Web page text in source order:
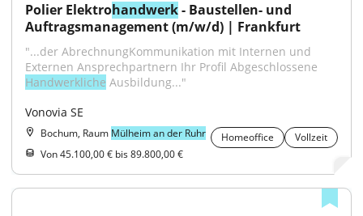
Polier Elektrohandwerk - Baustellen- und
Auftragsmanagement (m/w/d) | Frankfurt
"...der AbrechnungKommunikation mit Internen und
Handwerkliche Ausbildung..."
Vonovia SE
Bochum, Raum Mülheim an der Ruhr Homeoffice
Vollzeit
Von 45.100,00 € bis 89.800,00 €